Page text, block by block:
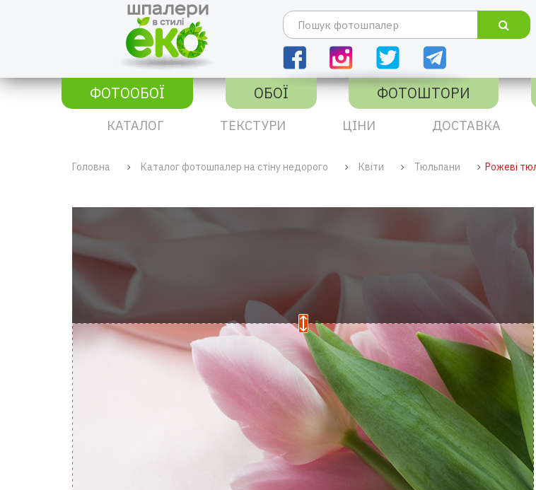
ФОТООБОЇ
ОБОЇ ФОТОШТОРИ
КАТАЛОГ ТЕКСТУРИ ЦІНИ ДОСТАВКА
Головна Каталог фотошпалер на стіну недорого Квіти Тюльпани Рожеві